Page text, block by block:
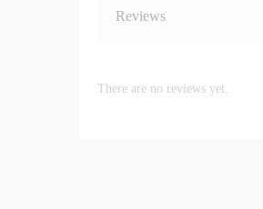
Reviews
There are no reviews yet.